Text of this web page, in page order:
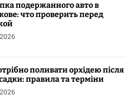
подержанного авто в
что проверить перед
поливати орхідею після
правила та терміни